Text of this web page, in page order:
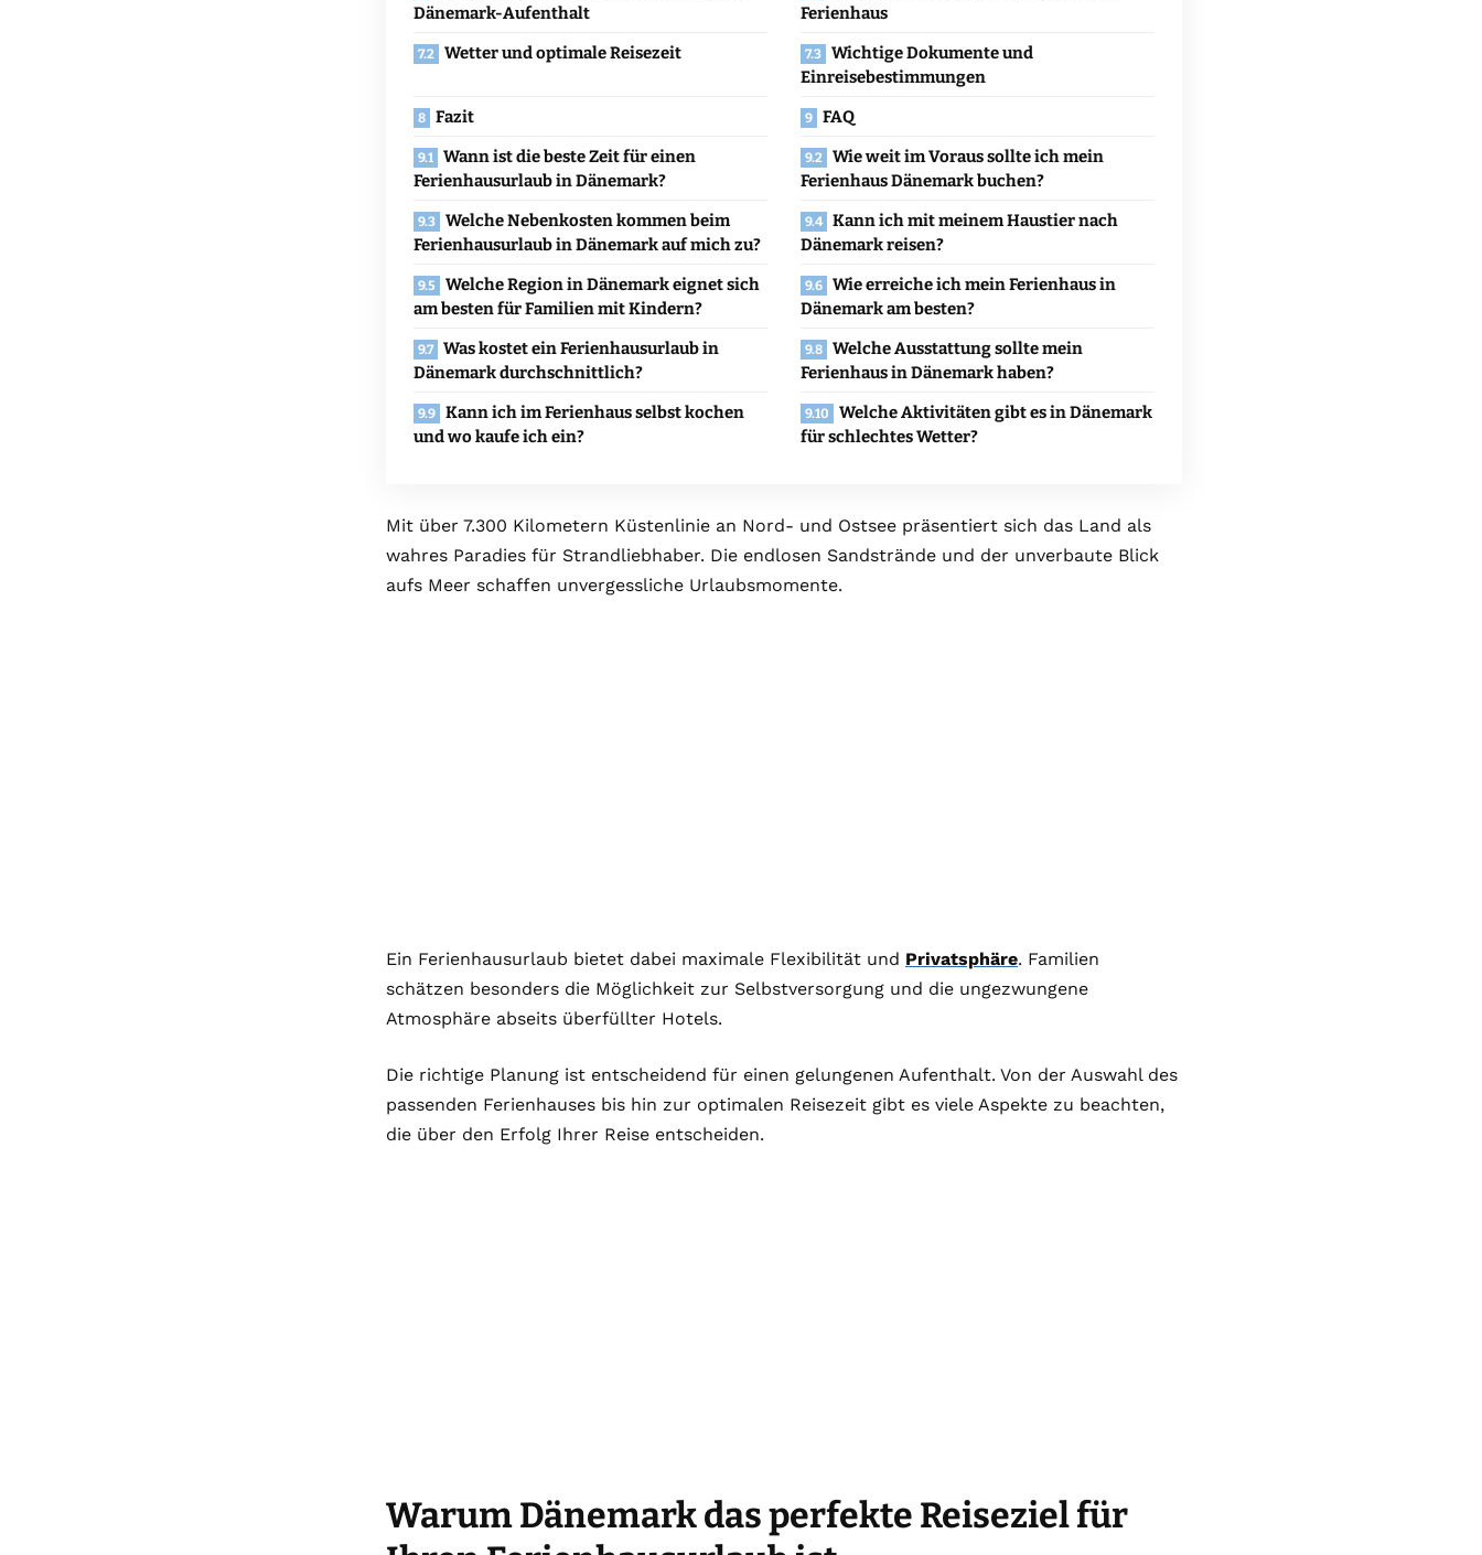
Dänemark-Aufenthalt
Ferienhaus
Wetter und optimale Reisezeit
Wichtige Dokumente und
Einreisebestimmungen
Fazit
FAQ
Wann ist die beste Zeit für einen
Ferienhausurlaub in Dänemark?
Wie weit im Voraus sollte ich mein
Ferienhaus Dänemark buchen?
Welche Nebenkosten kommen beim
Ferienhausurlaub in Dänemark auf mich zu?
Kann ich mit meinem Haustier nach
Dänemark reisen?
Welche Region in Dänemark eignet sich
am besten für Familien mit Kindern?
Wie erreiche ich mein Ferienhaus in
Dänemark am besten?
Was kostet ein Ferienhausurlaub in
Dänemark durchschnittlich?
Welche Ausstattung sollte mein
Ferienhaus in Dänemark haben?
Kann ich im Ferienhaus selbst kochen
und wo kaufe ich ein?
Welche Aktivitäten gibt es in Dänemark
für schlechtes Wetter?
Mit über 7.300 Kilometern Küstenlinie an Nord- und Ostsee präsentiert sich das Land als
wahres Paradies für Strandliebhaber. Die endlosen Sandstrände und der unverbaute Blick
aufs Meer schaffen unvergessliche Urlaubsmomente.
Ein Ferienhausurlaub bietet dabei maximale Flexibilität und Privatsphäre. Familien
schätzen besonders die Möglichkeit zur Selbstversorgung und die ungezwungene
Atmosphäre abseits überfüllter Hotels.
Die richtige Planung ist entscheidend für einen gelungenen Aufenthalt. Von der Auswahl des
passenden Ferienhauses bis hin zur optimalen Reisezeit gibt es viele Aspekte zu beachten,
die über den Erfolg Ihrer Reise entscheiden.
Warum Dänemark das perfekte Reiseziel für